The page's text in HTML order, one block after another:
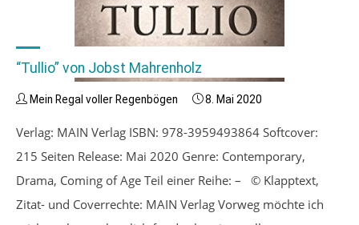
“Tullio” von Jobst Mahrenholz
Mein Regal voller Regenbögen 8. Mai 2020
Verlag: MAIN Verlag ISBN: 978-3959493864 Softcover:
215 Seiten Release: Mai 2020 Genre: Contemporary,
Drama, Coming of Age Teil einer Reihe: – © Klapptext,
Zitat- und Coverrechte: MAIN Verlag Vorweg möchte ich